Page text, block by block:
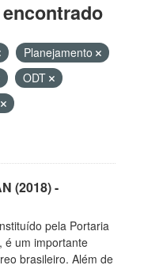
Planejamento
ODT
(2018) -
pela Portaria
é um importante
brasileiro. Além de